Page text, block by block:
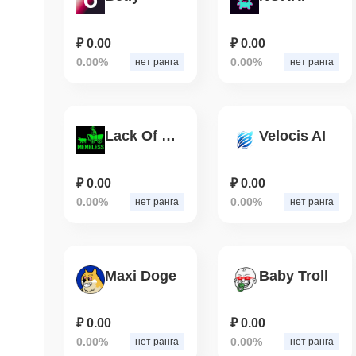
₽ 0.00
0.00% нет ранга
₽ 0.00
0.00% нет ранга
Lack Of Memes
₽ 0.00
0.00% нет ранга
Velocis AI
₽ 0.00
0.00% нет ранга
Maxi Doge
₽ 0.00
0.00% нет ранга
Baby Troll
₽ 0.00
0.00% нет ранга